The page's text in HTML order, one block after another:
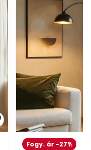
Fogy. ár -27%